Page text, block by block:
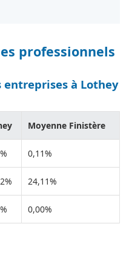
professionnels
à Lothey
Moyenne Finistère
0,11%
24,11%
0,00%